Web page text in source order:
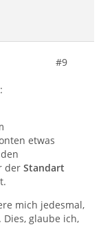
#9
etwas
der Standart
mich jedesmal,
glaube ich,